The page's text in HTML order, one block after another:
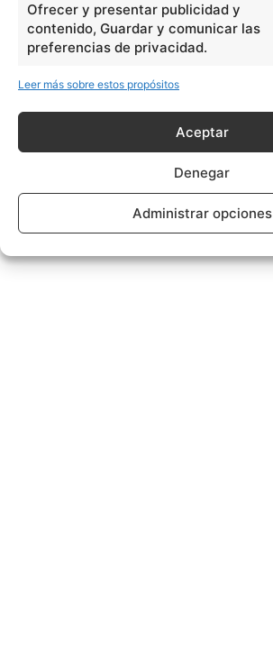
Ofrecer y presentar publicidad y
contenido, Guardar y comunicar las
preferencias de privacidad.
Leer más sobre estos propósitos
Aceptar
Denegar
Administrar opciones